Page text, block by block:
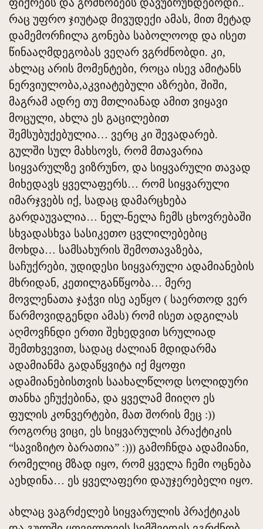
ფიქრებს და გრძნობებს დავუბრუნდებოდი..
რაც უფრო ჯიუტად მივუდექი ამას, მით მეტად
დამემორჩილა გონება საბოლოოდ და ისეთ
წინააღმდეგობას ვეღარ ვგრძნობდი. კი,
ახლაც არის მომენტები, როცა ისევ ამიტანს
ნერვიულობა,აკვიატებული აზრები, შიში,
მაგრამ ადრე თუ მთლიანად ამით ვიყავი
მოცული, ახლა ეს გაცილებით
შემსუბუქებულია… ვერც კი შევადარებ.
გულში სულ მახსოვს, რომ მთავარია
სიყვარულზე ვიზრუნო, და სიყვარული თავად
მიხედავს ყველაფერს… რომ სიყვარული
იმარჯვებს იქ, სადაც დამარცხება
გარდაუვალია… ნელ-ნელა ჩემს ცხოვრებაში
სხვადასხვა სასიკეთო ცვლილებებიც
მოხდა… სამსახურის შემოთავაზება,
საჩუქრები, უდიდესი სიყვარული ადამიანების
მხრიდან, კეთილგანწყობა… მერე
მოვლენათა ჯაჭვი ისე აეწყო ( საერთოდ ვერ
წარმოვიდგენდი ამას) რომ ისეთ ადგილას
აღმოვჩნდი ერთი შეხედვით სრულიად
შემთხვევით, სადაც ძალიან მდიდარმა
ადამიანმა გადაწყვიტა იქ მყოფი
ადამიანებისთვის საახალწლოდ სოლიდური
თანხა ეჩუქებინა, და ყველამ მიიღო ეს
ფულის კონვერტები, მათ შორის მეც :))
როგორც ვიცი, ეს სიყვარულის პრაქტიკის
“სავიზიტო ბარათია” :))) გამოჩნდა ადამიანი,
რომელიც მზად იყო, რომ ყველა ჩემი ოცნება
აეხდინა… ეს ყველაფერი დაუჯერებელი იყო.
ახლაც ვაგრძელებ სიყვარულის პრაქტიკას